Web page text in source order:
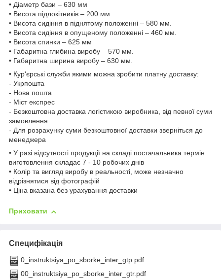
• Діаметр бази – 630 мм
• Висота підлокітників – 200 мм
• Висота сидіння в піднятому положенні – 580 мм.
• Висота сидіння в опущеному положенні – 460 мм.
• Висота спинки – 625 мм
• Габаритна глибина виробу – 570 мм.
• Габаритна ширина виробу – 630 мм.
• Кур'єрські служби якими можна зробити платну доставку:
- Укрпошта
- Нова пошта
- Міст експрес
- Безкоштовна доставка логістикою виробника, від певної суми
замовлення
- Для розрахунку суми безкоштовної доставки зверніться до
менеджера
• У разі відсутності продукції на складі постачальника термін
виготовлення складає 7 - 10 робочих днів
• Колір та вигляд виробу в реальності, може незначно
відрізнятися від фотографій
• Ціна вказана без урахування доставки
Приховати
Специфікація
0_instruktsiya_po_sborke_inter_gtp.pdf
00_instruktsiya_po_sborke_inter_gtr.pdf